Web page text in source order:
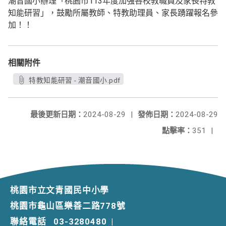
知能研習」，鼓勵所屬教師、特教助理員、家長踴躍報名參
加！！
相關附件
特教知能研習 - 潮音國小.pdf
發佈日期： 2024-08-29
最後更新日期： 2024-08-29
|
點擊率： 351 |
桃園市立文青國民中小學
桃園市龜山區樂善二路778號
聯絡電話
03-3280480 |